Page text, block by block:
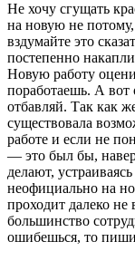
Не хочу сгущать
на новую не
вздумайте это
постепенно
Новую работу
поработаешь. А
отбавляй. Так как
существовала
работе и если не
— это был бы,
делают,
неофициально на
проходит далеко не
большинство
ошибешься, то